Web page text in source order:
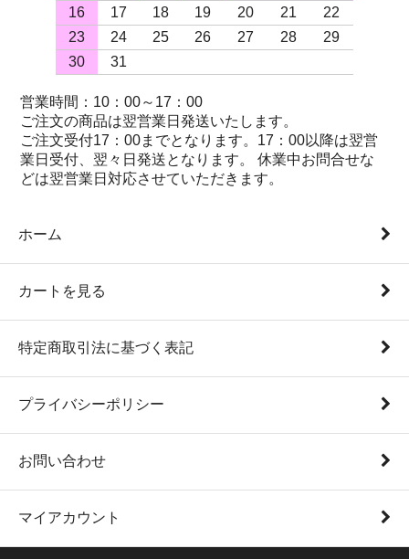
16
17 18 19 20 21
22
23
24 25 26 27 28
29
30
31
営業時間：10：00～17：00
ご注文の商品は翌営業日発送いたします。
ご注文受付17：00までとなります。17：00以降は翌営
業日受付、翌々日発送となります。 休業中お問合せな
どは翌営業日対応させていただきます。
ホーム
カートを見る
特定商取引法に基づく表記
プライバシーポリシー
お問い合わせ
マイアカウント